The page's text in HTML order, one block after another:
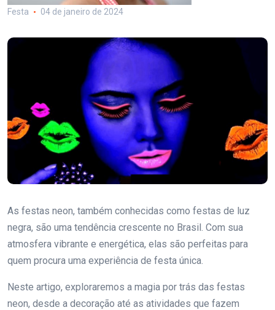
Festa 04 de janeiro de 2024
As festas neon, também conhecidas como festas de luz
negra, são uma tendência crescente no Brasil. Com sua
atmosfera vibrante e energética, elas são perfeitas para
quem procura uma experiência de festa única.
Neste artigo, exploraremos a magia por trás das festas
neon, desde a decoração até as atividades que fazem